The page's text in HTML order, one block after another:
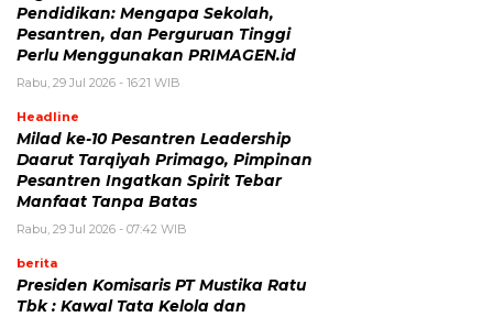
Pendidikan: Mengapa Sekolah,
Pesantren, dan Perguruan Tinggi
Perlu Menggunakan PRIMAGEN.id
Rabu, 29 Jul 2026 - 16:21 WIB
Headline
Milad ke-10 Pesantren Leadership
Daarut Tarqiyah Primago, Pimpinan
Pesantren Ingatkan Spirit Tebar
Manfaat Tanpa Batas
Rabu, 29 Jul 2026 - 07:42 WIB
berita
Presiden Komisaris PT Mustika Ratu
Tbk : Kawal Tata Kelola dan